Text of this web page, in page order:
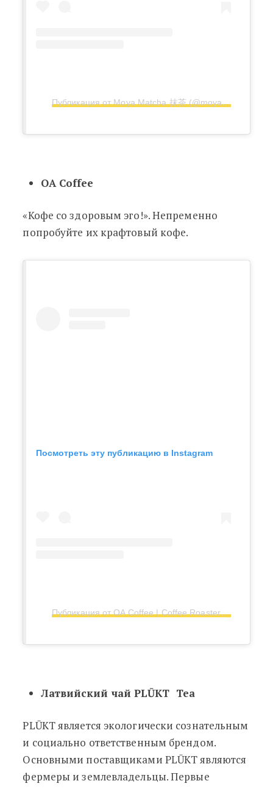
Публикация от Moya Matcha 抹茶 (@moyamatcha)
OA Coffee
«Кофе со здоровым эго!». Непременно
попробуйте их крафтовый кофе.
Посмотреть эту публикацию в Instagram
Публикация от OA Coffee | Coffee Roastery
Латвийский чай PLŪKT Tea
PLŪKT является экологически сознательным
и социально ответственным брендом.
Основными поставщиками PLŪKT являются
фермеры и землевладельцы. Первые